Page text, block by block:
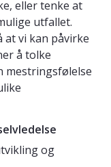
eller tenke at
utfallet.
vi kan påvirke
å tolke
mestringsfølelse
og